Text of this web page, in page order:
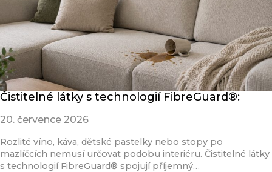
Čistitelné látky s technologií FibreGuard®:
20. července 2026
Rozlité víno, káva, dětské pastelky nebo stopy po
mazlíčcích nemusí určovat podobu interiéru. Čistitelné látky
s technologií FibreGuard® spojují příjemný…